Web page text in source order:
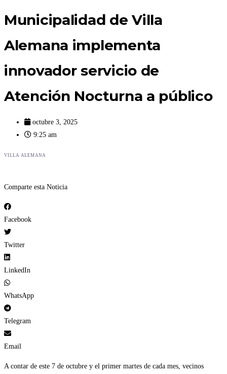
Municipalidad de Villa
Alemana implementa
innovador servicio de
Atención Nocturna a público
octubre 3, 2025
9:25 am
VILLA ALEMANA
Comparte esta Noticia
Facebook
Twitter
LinkedIn
WhatsApp
Telegram
Email
A contar de este 7 de octubre y el primer martes de cada mes, vecinos